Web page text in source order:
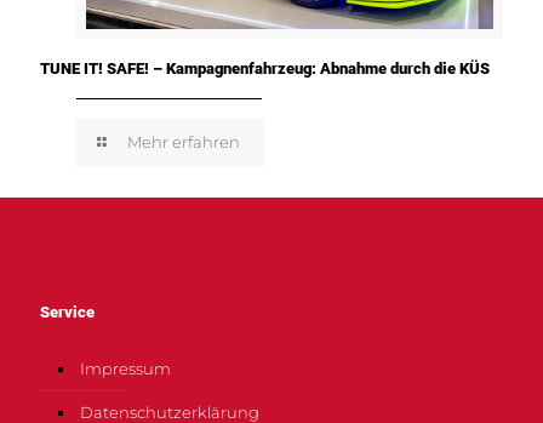
TUNE IT! SAFE! – Kampagnenfahrzeug: Abnahme durch die KÜS
Mehr erfahren
Service
Impressum
Datenschutzerklärung